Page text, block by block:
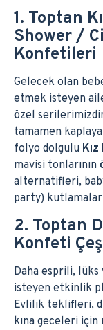
1. Toptan
Shower /
Konfetileri
Gelecek olan
etmek isteyen
özel
tamamen
folyo dolgulu
mavisi tonlarının
alternatifleri,
party)
2. Toptan
Konfeti
Daha esprili,
isteyen etkinlik
Evlilik teklifleri,
kına geceleri